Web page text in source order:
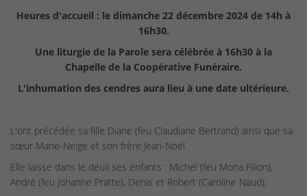
Heures d'accueil : le dimanche 22 décembre 2024 de 14h à
16h30.
Une liturgie de la Parole sera célébrée à 16h30 à la
Chapelle de la Coopérative Funéraire.
L'inhumation des cendres aura lieu à une date ultérieure.
L'ont précédée sa fille Diane (feu Claudiane Bertrand) ainsi que sa
sœur Marie-Neige et son frère Jean-Noël.
Elle laisse dans le deuil ses enfants : Michel (feu Mona Filion),
André (feu Johanne Pratte), Denis et Robert (Caroline Naud);